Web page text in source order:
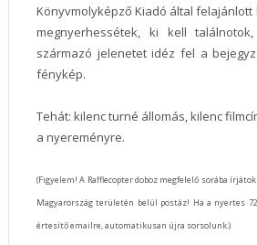
Könyvmolyképző Kiadó által
megnyerhessétek, ki kell
származó jelenetet idéz fel a
fénykép.
Tehát: kilenc turné állomás, kilenc
a nyereményre.
(Figyelem! A Rafflecopter doboz megfelelő sorába
Magyarország területén belül postáz! Ha a nyertes
értesítő emailre, automatikusan újra sorsolunk.)